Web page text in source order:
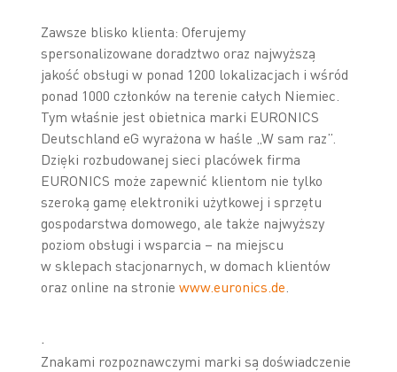
Zawsze blisko klienta: Oferujemy
spersonalizowane doradztwo oraz najwyższą
jakość obsługi w ponad 1200 lokalizacjach i wśród
ponad 1000 członków na terenie całych Niemiec.
Tym właśnie jest obietnica marki EURONICS
Deutschland eG wyrażona w haśle „W sam raz”.
Dzięki rozbudowanej sieci placówek firma
EURONICS może zapewnić klientom nie tylko
szeroką gamę elektroniki użytkowej i sprzętu
gospodarstwa domowego, ale także najwyższy
poziom obsługi i wsparcia – na miejscu
w sklepach stacjonarnych, w domach klientów
oraz online na stronie www.euronics.de
.
Znakami rozpoznawczymi marki są doświadczenie